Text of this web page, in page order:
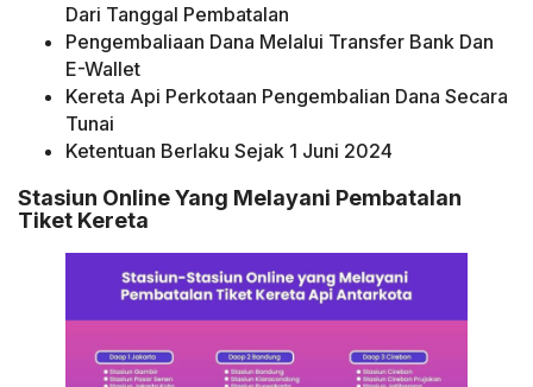
Dari Tanggal Pembatalan
Pengembaliaan Dana Melalui Transfer Bank Dan
E-Wallet
Kereta Api Perkotaan Pengembalian Dana Secara
Tunai
Ketentuan Berlaku Sejak 1 Juni 2024
Stasiun Online Yang Melayani Pembatalan
Tiket Kereta